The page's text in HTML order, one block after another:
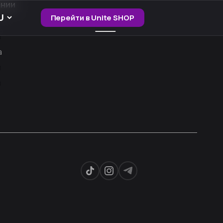
Перейти в Unite SHOP